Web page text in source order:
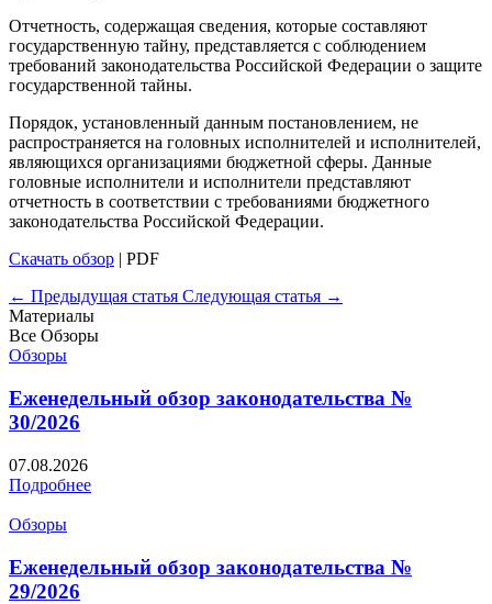
Отчетность, содержащая сведения, которые составляют
государственную тайну, представляется с соблюдением
требований законодательства Российской Федерации о защите
государственной тайны.
Порядок, установленный данным постановлением, не
распространяется на головных исполнителей и исполнителей,
являющихся организациями бюджетной сферы. Данные
головные исполнители и исполнители представляют
отчетность в соответствии с требованиями бюджетного
законодательства Российской Федерации.
Скачать обзор | PDF
← Предыдущая статья Следующая статья →
Материалы
Все Обзоры
Обзоры
Еженедельный обзор законодательства №
30/2026
07.08.2026
Подробнее
Обзоры
Еженедельный обзор законодательства №
29/2026